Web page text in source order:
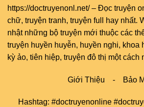
https://doctruyenonl.net/– Đọc truyện
chữ, truyện tranh, truyện full
hay nhất.
nhật những bộ truyện mới thuộc các
truyện huyền huyễn, huyền nghi, khoa
kỳ ảo, tiên hiệp, truyện đô thị một cách
Giới Thiệu - Bảo
Hashtag: #doctruyenonline